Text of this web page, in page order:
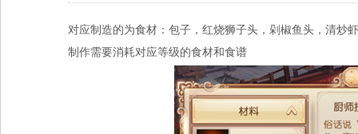
对应制造的为食材：包子，红烧狮子头，剁椒鱼头，清炒
制作需要消耗对应等级的食材和食谱